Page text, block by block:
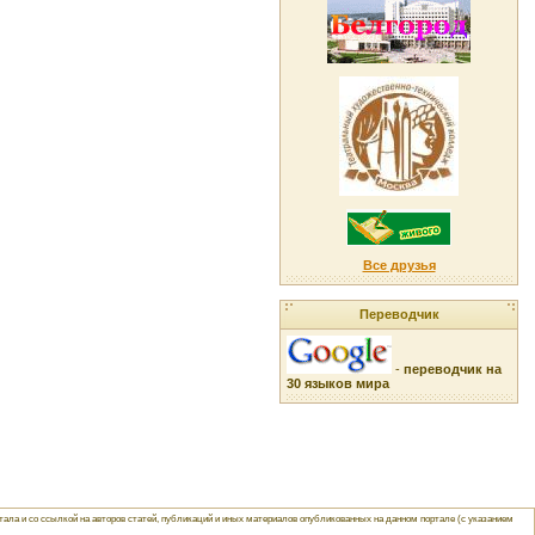
Все друзья
Переводчик
- переводчик на
30 языков мира
и со ссылкой на авторов статей, публикаций и иных материалов опубликованных на данном портале (с указанием